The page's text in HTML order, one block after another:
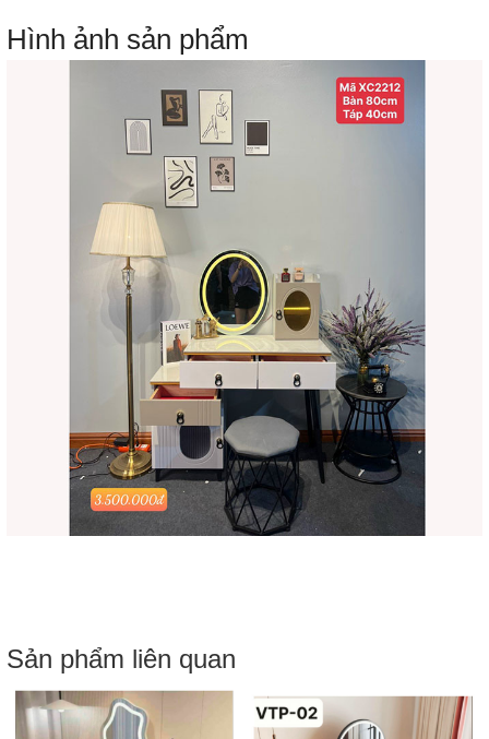
Hình ảnh sản phẩm
Sản phẩm liên quan